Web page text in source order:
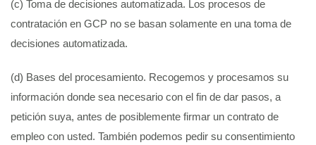
(c) Toma de decisiones automatizada. Los procesos de
contratación en GCP no se basan solamente en una toma de
decisiones automatizada.
(d) Bases del procesamiento. Recogemos y procesamos su
información donde sea necesario con el fin de dar pasos, a
petición suya, antes de posiblemente firmar un contrato de
empleo con usted. También podemos pedir su consentimiento